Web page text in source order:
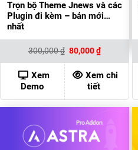
Trọn bộ Theme Jnews và các
Plugin đi kèm – bản mới
nhất
300,000₫ Giá
gốc
là:
300,000 ₫.
80,000₫Giá
hiện
tại
là:
80,000 ₫.
Xem
Demo
Xem chi
tiết